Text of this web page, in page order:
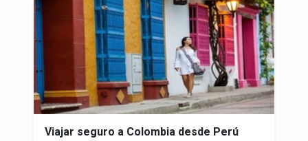
Viajar seguro a Colombia desde Perú